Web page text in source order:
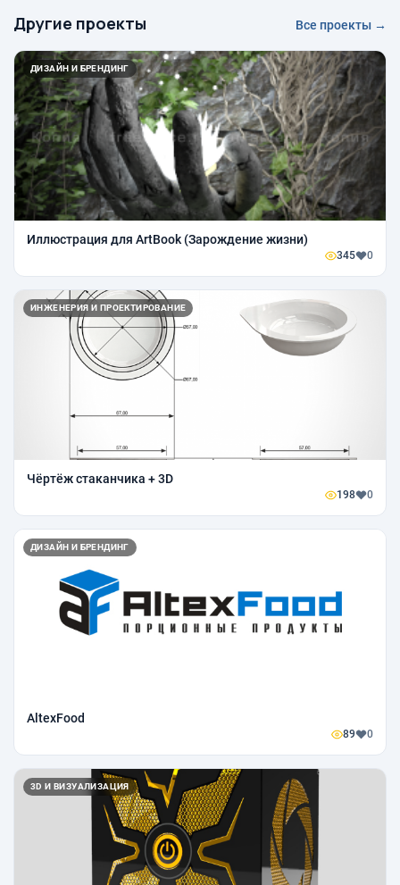
Другие проекты Все проекты →
ДИЗАЙН И БРЕНДИНГ
Иллюстрация для ArtBook (Зарождение жизни)
345 0
ИНЖЕНЕРИЯ И ПРОЕКТИРОВАНИЕ
Чёртёж стаканчика + 3D
198 0
ДИЗАЙН И БРЕНДИНГ
AltexFood
89 0
3D И ВИЗУАЛИЗАЦИЯ